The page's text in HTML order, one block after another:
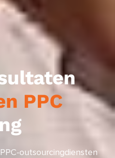
PPC
outsourcingdiensten